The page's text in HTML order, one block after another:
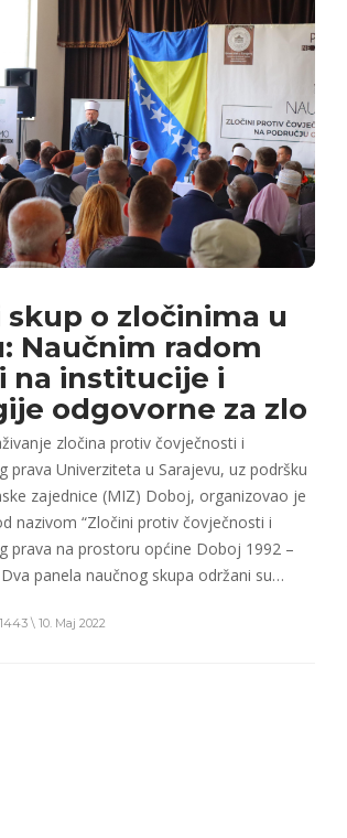
skup o zločinima u
Naučnim radom
na institucije i
odgovorne za zlo
zločina protiv čovječnosti i
prava Univerziteta u Sarajevu, uz podršku
zajednice (MIZ) Doboj, organizovao je
nazivom “Zločini protiv čovječnosti i
prava na prostoru općine Doboj 1992 –
Dva panela naučnog skupa održani su…
\ 10. Maj 2022